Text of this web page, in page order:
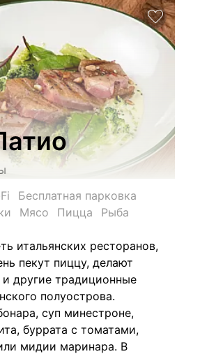
Бесплатная парковка
Мясо Пицца
Рыба
итальянских ресторанов,
пекут пиццу, делают
другие традиционные
полуострова.
суп минестроне,
буррата с томатами,
мидии маринара. В